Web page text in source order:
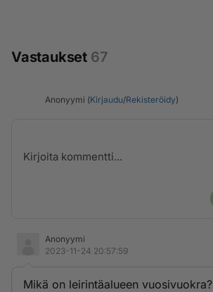
Vastaukset 67
Anonyymi (Kirjaudu/Rekisteröidy)
Anonyymi
2023-11-24 20:57:59
Mikä on leirintäalueen vuosivuokra?